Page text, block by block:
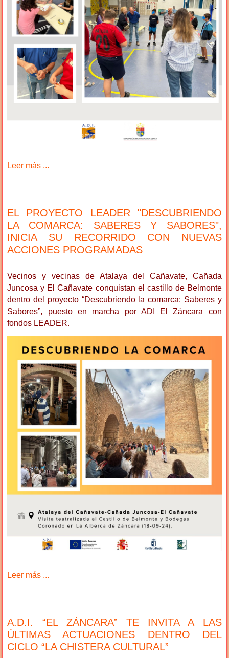
Leer más ...
EL PROYECTO LEADER "DESCUBRIENDO
LA COMARCA: SABERES Y SABORES",
INICIA SU RECORRIDO CON NUEVAS
ACCIONES PROGRAMADAS
Vecinos y vecinas de Atalaya del Cañavate, Cañada
Juncosa y El Cañavate conquistan el castillo de Belmonte
dentro del proyecto “Descubriendo la comarca: Saberes y
Sabores”, puesto en marcha por ADI El Záncara con
fondos LEADER.
Leer más ...
A.D.I. “EL ZÁNCARA” TE INVITA A LAS
ÚLTIMAS ACTUACIONES DENTRO DEL
CICLO “LA CHISTERA CULTURAL”